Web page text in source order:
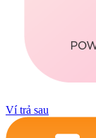
Ví trả sau